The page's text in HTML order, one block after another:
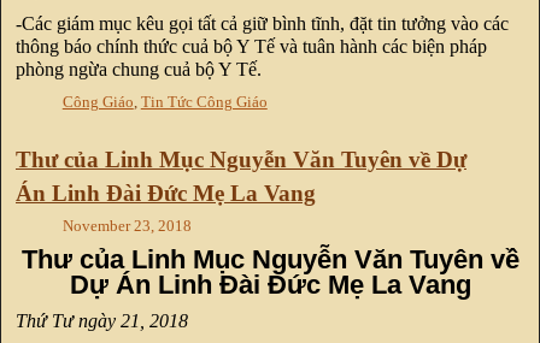
-Các giám mục kêu gọi tất cả giữ bình tĩnh, đặt tin tưởng vào các
thông báo chính thức cuả bộ Y Tế và tuân hành các biện pháp
phòng ngừa chung cuả bộ Y Tế.
Công Giáo, Tin Tức Công Giáo
Thư của Linh Mục Nguyễn Văn Tuyên về Dự
Án Linh Đài Đức Mẹ La Vang
November 23, 2018
Thư của Linh Mục Nguyễn Văn Tuyên về
Dự Án Linh Đài Đức Mẹ La Vang
Thứ Tư ngày 21, 2018